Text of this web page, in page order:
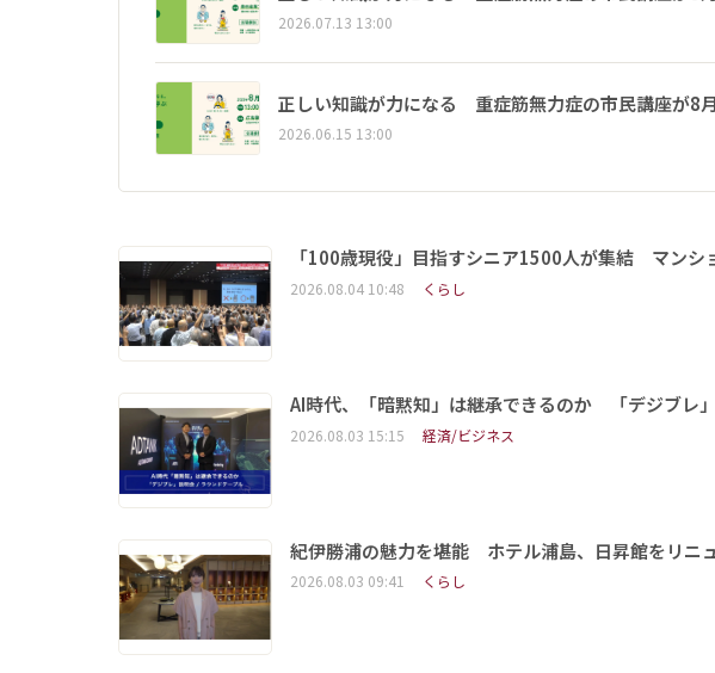
2026.07.13 13:00
正しい知識が力になる 重症筋無力症の市民講座が8
2026.06.15 13:00
「100歳現役」目指すシニア1500人が集結 マンシ
2026.08.04 10:48 くらし
AI時代、「暗黙知」は継承できるのか 「デジブレ
2026.08.03 15:15 経済/ビジネス
紀伊勝浦の魅力を堪能 ホテル浦島、日昇館をリニ
2026.08.03 09:41 くらし